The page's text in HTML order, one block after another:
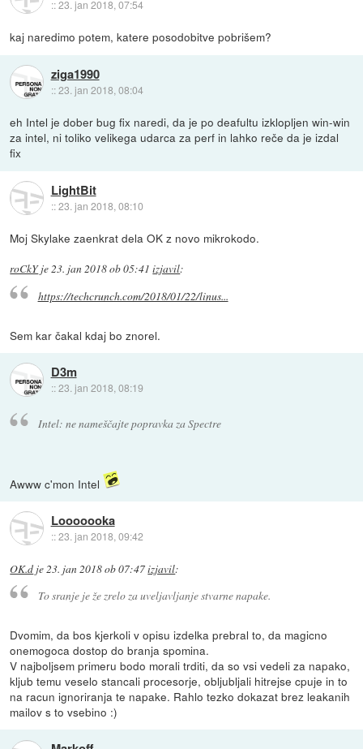
::23. jan 2018, 07:54
kaj naredimo potem, katere posodobitve pobrišem?
ziga1990
::23. jan 2018, 08:04
eh Intel je dober bug fix naredi, da je po deafultu izklopljen win-win
za intel, ni toliko velikega udarca za perf in lahko reče da je izdal
fix
LightBit
::23. jan 2018, 08:10
Moj Skylake zaenkrat dela OK z novo mikrokodo.
roCkYje23. jan 2018 ob 05:41 izjavil:
https://techcrunch.com/2018/01/22/linus...
Sem kar čakal kdaj bo znorel.
D3m
::23. jan 2018, 08:19
Intel: ne nameščajte popravka za Spectre
Awww c'mon Intel
Looooooka
::23. jan 2018, 09:42
OK.d je 23. jan 2018 ob 07:47izjavil:
To sranje je že zrelo za uveljavljanje stvarne napake.
Dvomim, da bos kjerkoli v opisu izdelka prebral to, da magicno
onemogoca dostop do branja spomina.
V najboljsem primeru bodo morali trditi, da so vsi vedeli za napako,
kljub temu veselo stancali procesorje, obljubljali hitrejse cpuje in to
na racun ignoriranja te napake. Rahlo tezko dokazat brez leakanih
mailov s to vsebino :)